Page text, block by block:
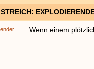
STREICH:
Wenn einem